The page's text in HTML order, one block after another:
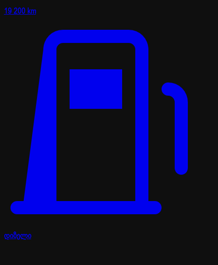
19 200 km
დიზელი